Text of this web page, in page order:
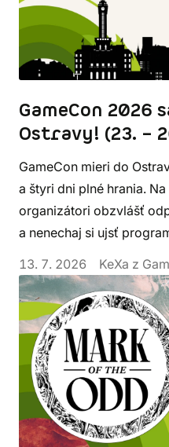
GameCon 2026
Ostravy! (23. –
GameCon mieri do
a štyri dni plné hrania.
organizátori obzvlášť
a nenechaj si ujsť
13. 7. 2026
KeXa z